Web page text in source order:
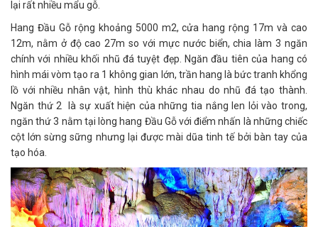
lại rất nhiều mẩu gỗ.
Hang Đầu Gỗ rộng khoảng 5000 m2, cửa hang rộng 17m và cao
12m, nằm ở độ cao 27m so với mực nước biển, chia làm 3 ngăn
chính với nhiều khối nhũ đá tuyệt đẹp. Ngăn đầu tiên của hang có
hình mái vòm tạo ra 1 không gian lớn, trần hang là bức tranh khổng
lồ với nhiều nhân vật, hình thù khác nhau do nhũ đá tạo thành.
Ngăn thứ 2 là sự xuất hiện của những tia nắng len lỏi vào trong,
ngăn thứ 3 nằm tại lòng hang Đầu Gỗ với điểm nhấn là những chiếc
cột lớn sừng sững nhưng lại được mài dũa tinh tế bởi bàn tay của
tạo hóa.